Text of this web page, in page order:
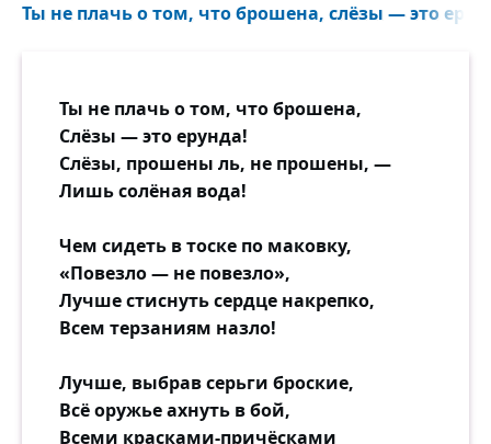
И, став пред невестою и женихом,
«Судьба человеческая всегда
Строится в зареве звёздной пыли
Из воли, из творческого труда,
Ну, а ещё, чтоб чрез все года
И я пожелать вам хочу сейчас,
А радости только ведь начинаются,
Пусть будет счастливою жизнь у вас
И всё-таки, главное, вновь и вновь
Хочу я вас искренне попросить:
Ты не плачь о том, что брошена, слёзы — это
Ты не плачь о том, что брошена,
Слёзы — это ерунда!
Слёзы, прошены ль, не прошены, —
Лишь солёная вода!
Чем сидеть в тоске по маковку,
«Повезло — не повезло»,
Лучше стиснуть сердце накрепко,
Всем терзаниям назло!
Лучше, выбрав серьги броские,
Всё оружье ахнуть в бой,
Всеми красками-причёсками